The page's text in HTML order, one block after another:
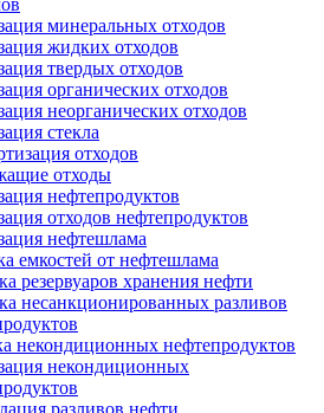
минеральных отходов
жидких отходов
твердых отходов
органических отходов
неорганических отходов
стекла
отходов
отходы
нефтепродуктов
отходов нефтепродуктов
нефтешлама
емкостей от нефтешлама
резервуаров хранения нефти
несанкционированных разливов
некондиционных нефтепродуктов
некондиционных
разливов нефти